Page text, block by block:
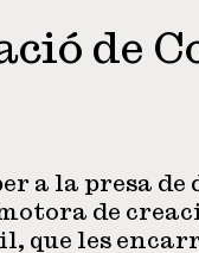
de
a la presa de
de
que les